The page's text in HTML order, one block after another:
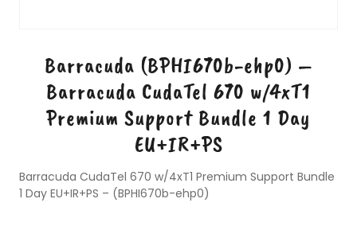
Barracuda (BPHI670b-ehp0) –
Barracuda CudaTel 670 w/4xT1
Premium Support Bundle 1 Day
EU+IR+PS
Barracuda CudaTel 670 w/4xT1 Premium Support Bundle
1 Day EU+IR+PS – (BPHI670b-ehp0)